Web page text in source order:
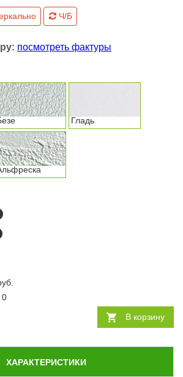
Ч/Б
посмотреть фактуры
Гладь
0
В корзину
ХАРАКТЕРИСТИКИ